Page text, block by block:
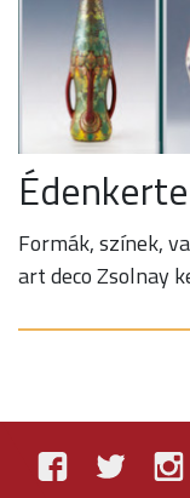
Formák, színek,
art deco Zsolnay